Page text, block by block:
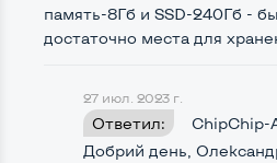
Возможности видеокарты:
Видеопроцессор ноутбука
AMD Radeon HD 8600M
память-8Гб и SSD-240Гб -
достаточно места для
27 июл. 2023 г.
Ответил:
ChipChip-
Добрий день,